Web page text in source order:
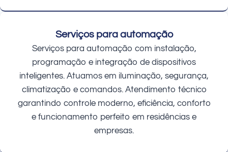
Serviços para automação
Serviços para automação com instalação,
programação e integração de dispositivos
inteligentes. Atuamos em iluminação, segurança,
climatização e comandos. Atendimento técnico
garantindo controle moderno, eficiência, conforto
e funcionamento perfeito em residências e
empresas.